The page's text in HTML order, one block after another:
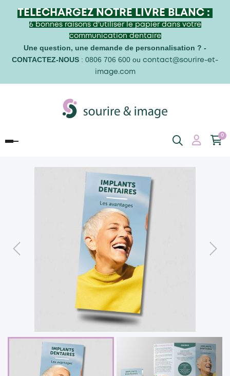
TELECHARGEZ NOTRE LIVRE BLANC :
6 bonnes raisons d'utiliser le papier dans votre
communication dentaire
Une question, une demande de personnalisation ? -
CONTACTEZ-NOUS : 0806 706 600 ou contact@sourire-et-
image.com
Basculer
0